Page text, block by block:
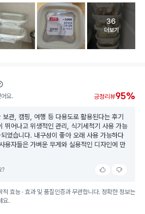
고객 리뷰
36
더보기
요. 긍정리뷰95%
관, 캠핑, 여행 등 다용도로 활용된다는 후기
뛰어나고 위생적인 관리, 식기세척기 사용 가능
었습니다. 내구성이 좋아 오래 사용 가능하다
용자들은 가벼운 무게와 실용적인 디자인에 만
?
적 효능 · 효과 및 품질인증과 무관합니다. 정확한 정보는
요.